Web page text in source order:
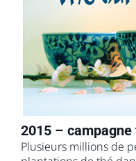
2015 – campagne
Plusieurs millions de